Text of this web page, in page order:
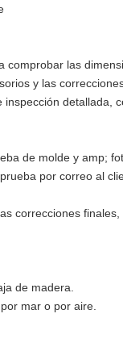
comprobar las
y las
inspección detallada,
de molde y amp;
por correo al
correcciones
de madera.
mar o por aire.